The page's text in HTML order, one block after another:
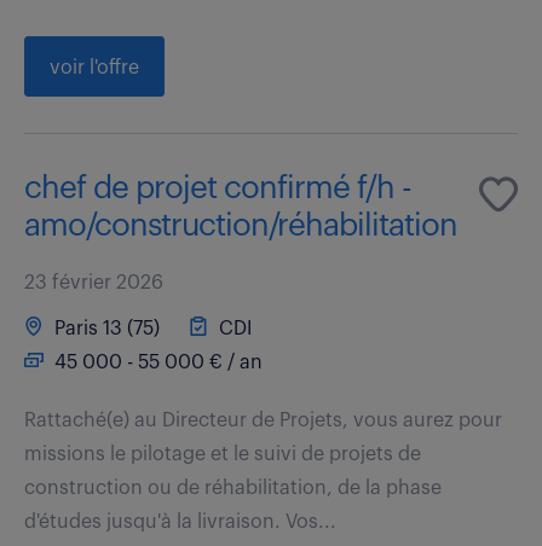
voir l'offre
chef de projet confirmé f/h -
amo/construction/réhabilitation
23 février 2026
Paris 13 (75)
CDI
45 000 - 55 000 € / an
Rattaché(e) au Directeur de Projets, vous aurez pour
missions le pilotage et le suivi de projets de
construction ou de réhabilitation, de la phase
d'études jusqu'à la livraison. Vos...